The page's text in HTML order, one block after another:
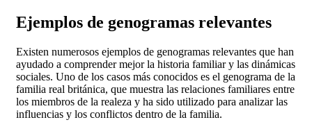
Ejemplos de genogramas relevantes
Existen numerosos ejemplos de genogramas relevantes que han
ayudado a comprender mejor la historia familiar y las dinámicas
sociales. Uno de los casos más conocidos es el genograma de la
familia real británica, que muestra las relaciones familiares entre
los miembros de la realeza y ha sido utilizado para analizar las
influencias y los conflictos dentro de la familia.